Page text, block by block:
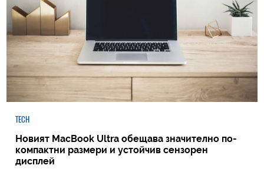
TECH
Новият MacBook Ultra обещава значително по-
компактни размери и устойчив сензорен
дисплей